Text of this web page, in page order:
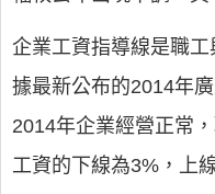
企業工資指導線是職
據最新公布的2014年
2014年企業經營正常
工資的下線為3%，上